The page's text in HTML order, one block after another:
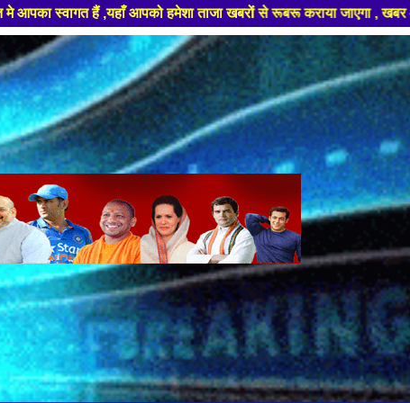
ताजा खबरों से रूबरू कराया जाएगा , खबर ओर विज्ञापन के लिए संपर्क